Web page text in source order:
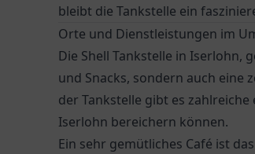
bleibt die Tankstelle ein
Orte und Dienstleistungen im
Die Shell Tankstelle in Iserlohn,
und Snacks, sondern auch eine
der Tankstelle gibt es
Iserlohn bereichern können.
Ein sehr gemütliches Café ist das